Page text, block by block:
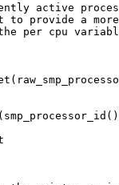
active
to provide a
per cpu